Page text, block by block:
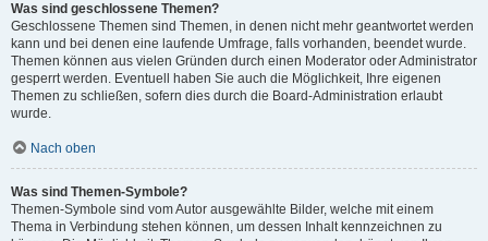
Was sind geschlossene Themen?
Geschlossene Themen sind Themen, in denen nicht mehr geantwortet werden
kann und bei denen eine laufende Umfrage, falls vorhanden, beendet wurde.
Themen können aus vielen Gründen durch einen Moderator oder Administrator
gesperrt werden. Eventuell haben Sie auch die Möglichkeit, Ihre eigenen
Themen zu schließen, sofern dies durch die Board-Administration erlaubt
wurde.
Nach oben
Was sind Themen-Symbole?
Themen-Symbole sind vom Autor ausgewählte Bilder, welche mit einem
Thema in Verbindung stehen können, um dessen Inhalt kennzeichnen zu